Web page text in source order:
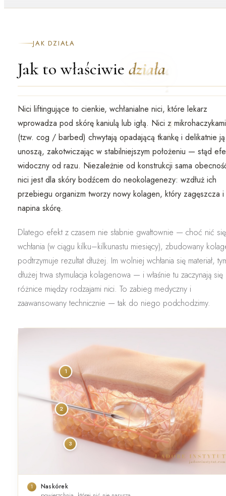
JAK DZIAŁA
Jak to właściwie działa
Nici liftingujące to cienkie, wchłanialne nici, które lekarz
wprowadza pod skórę kaniulą lub igłą. Nici z mikrohaczykami
(tzw. cog / barbed) chwytają opadającą tkankę i delikatnie ją
unoszą, zakotwiczając w stabilniejszym położeniu — stąd
widoczny od razu. Niezależnie od konstrukcji sama
nici jest dla skóry bodźcem do neokolagenezy: wzdłuż ich
przebiegu organizm tworzy nowy kolagen, który zagęszcza i
napina skórę.
Dlatego efekt z czasem nie słabnie gwałtownie — choć nić się
wchłania (w ciągu kilku–kilkunastu miesięcy), zbudowany
podtrzymuje rezultat dłużej. Im wolniej wchłania się materiał,
dłużej trwa stymulacja kolagenowa — i właśnie tu zaczynają się
różnice między rodzajami nici. To zabieg medyczny i
zaawansowany technicznie — tak do niego podchodzimy.
1
2
3
1
Naskórek